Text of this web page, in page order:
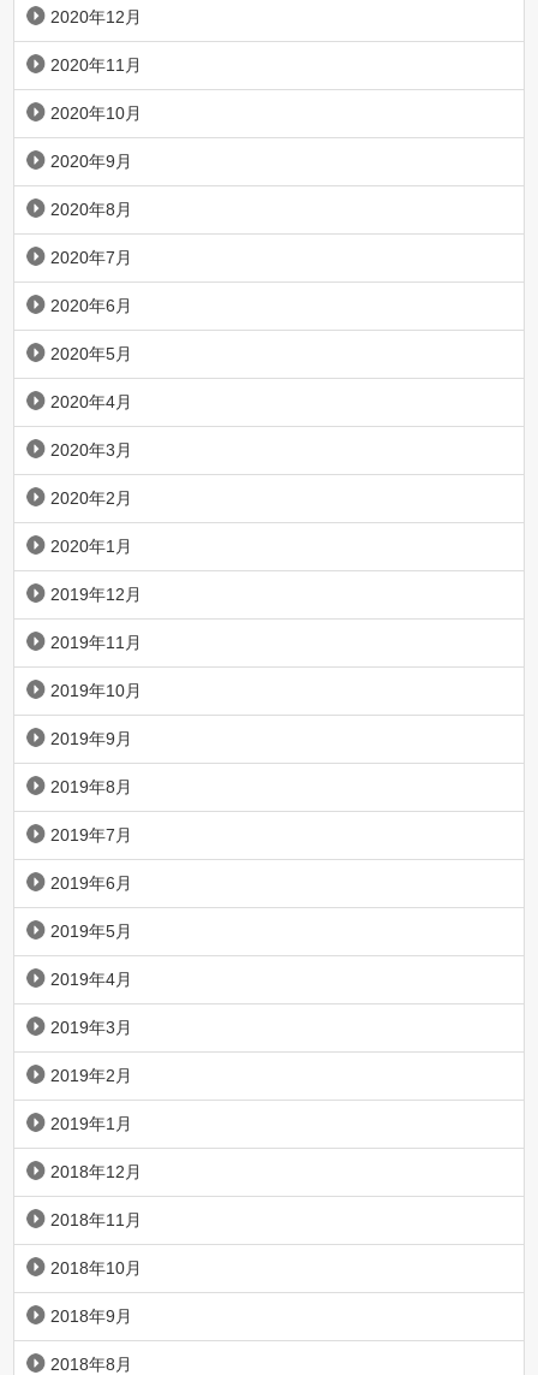
2020年12月
2020年11月
2020年10月
2020年9月
2020年8月
2020年7月
2020年6月
2020年5月
2020年4月
2020年3月
2020年2月
2020年1月
2019年12月
2019年11月
2019年10月
2019年9月
2019年8月
2019年7月
2019年6月
2019年5月
2019年4月
2019年3月
2019年2月
2019年1月
2018年12月
2018年11月
2018年10月
2018年9月
2018年8月